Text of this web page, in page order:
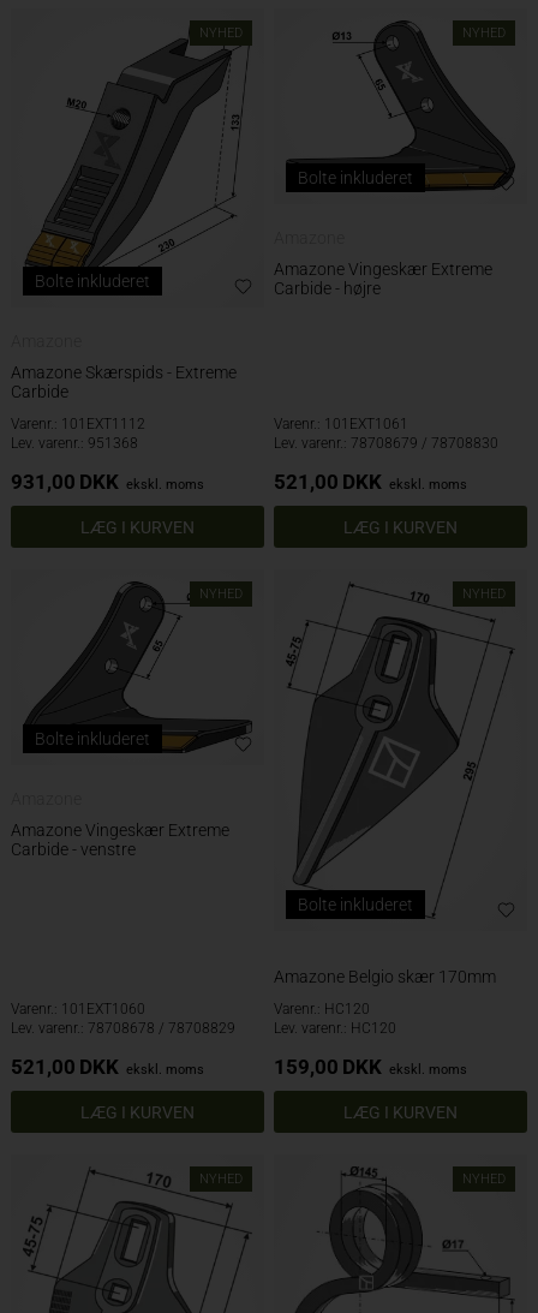
NYHED
Bolte inkluderet
Amazone Skærspids - Extreme
Carbide
Varenr.: 101EXT1112
Lev. varenr.: 951368
931,00 DKK ekskl. moms
NYHED
Bolte inkluderet
Amazone Vingeskær Extreme
Carbide - højre
Varenr.: 101EXT1061
Lev. varenr.: 78708679 / 78708830
521,00 DKK ekskl. moms
NYHED
Bolte inkluderet
Amazone Vingeskær Extreme
Carbide - venstre
Varenr.: 101EXT1060
Lev. varenr.: 78708678 / 78708829
521,00 DKK ekskl. moms
NYHED
Bolte inkluderet
Amazone Belgio skær 170mm
Varenr.: HC120
Lev. varenr.: HC120
159,00 DKK ekskl. moms
NYHED NYHED